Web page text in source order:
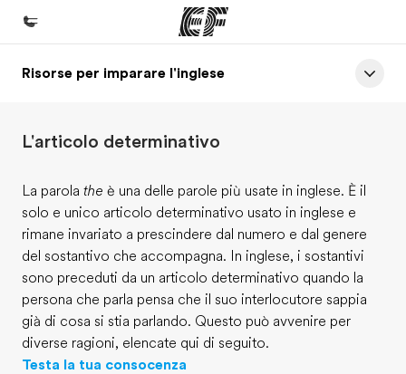
Homepage
Programmi
Uffici
Chi siamo
La nostra organizzazione
Carriera
Risorse per imparare l'inglese
L'articolo determinativo
La parola the è una delle parole più usate in inglese. È il
solo e unico articolo determinativo usato in inglese e
rimane invariato a prescindere dal numero e dal genere
del sostantivo che accompagna. In inglese, i sostantivi
sono preceduti da un articolo determinativo quando la
persona che parla pensa che il suo interlocutore sappia
già di cosa si stia parlando. Questo può avvenire per
diverse ragioni, elencate qui di seguito.
Testa la tua consocenza